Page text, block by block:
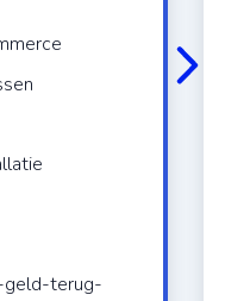
terug-